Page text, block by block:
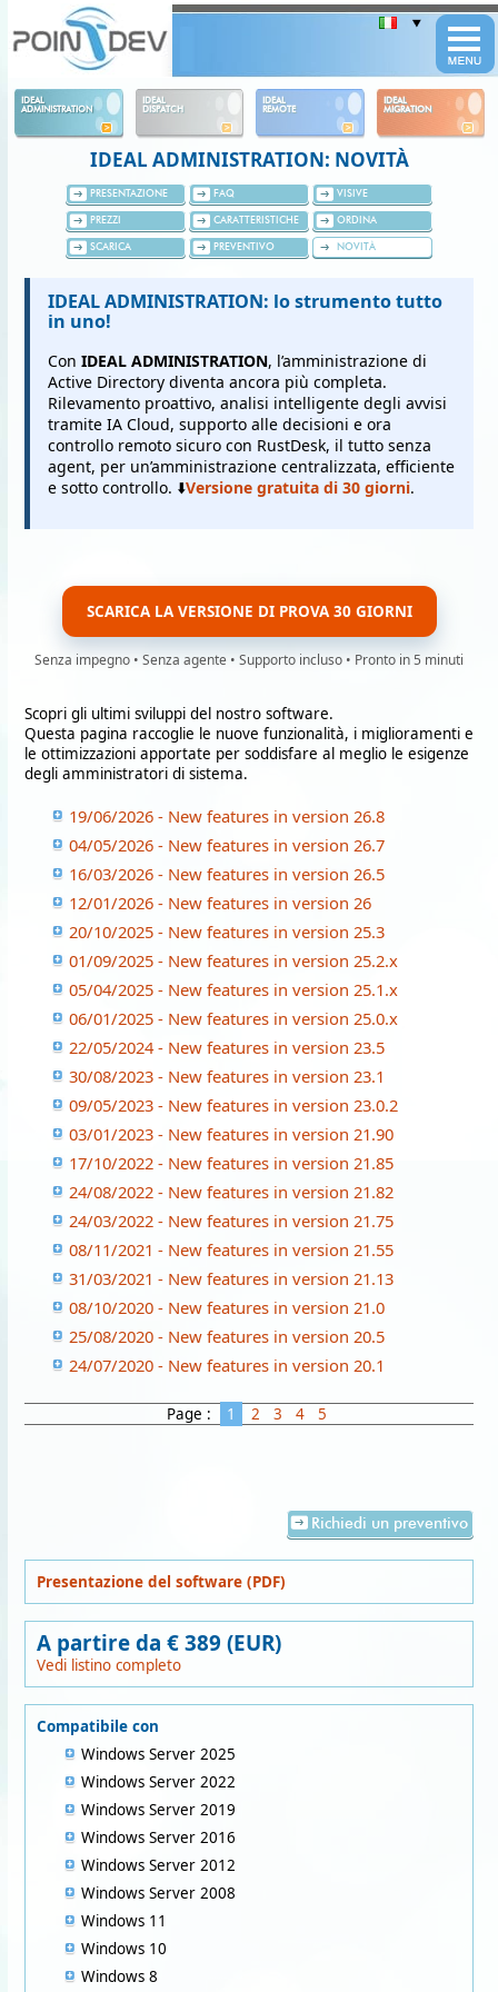
IDEAL
ADMINISTRATION
IDEAL
DISPATCH
IDEAL
REMOTE
IDEAL
MIGRATION
IDEAL ADMINISTRATION: NOVITÀ
PRESENTAZIONE FAQ VISIVE
PREZZI CARATTERISTICHE ORDINA
SCARICA PREVENTIVO NOVITÀ
IDEAL ADMINISTRATION: lo strumento tutto
in uno!
Con IDEAL ADMINISTRATION, l’amministrazione di
Active Directory diventa ancora più completa.
Rilevamento proattivo, analisi intelligente degli avvisi
tramite IA Cloud, supporto alle decisioni e ora
controllo remoto sicuro con RustDesk, il tutto senza
agent, per un’amministrazione centralizzata, efficiente
e sotto controllo. ⬇️Versione gratuita di 30 giorni.
SCARICA LA VERSIONE DI PROVA 30 GIORNI
Senza impegno • Senza agente • Supporto incluso • Pronto in 5 minuti
Scopri gli ultimi sviluppi del nostro software.
Questa pagina raccoglie le nuove funzionalità, i miglioramenti e
le ottimizzazioni apportate per soddisfare al meglio le esigenze
degli amministratori di sistema.
19/06/2026 - New features in version 26.8
04/05/2026 - New features in version 26.7
16/03/2026 - New features in version 26.5
12/01/2026 - New features in version 26
20/10/2025 - New features in version 25.3
01/09/2025 - New features in version 25.2.x
05/04/2025 - New features in version 25.1.x
06/01/2025 - New features in version 25.0.x
22/05/2024 - New features in version 23.5
30/08/2023 - New features in version 23.1
09/05/2023 - New features in version 23.0.2
03/01/2023 - New features in version 21.90
17/10/2022 - New features in version 21.85
24/08/2022 - New features in version 21.82
24/03/2022 - New features in version 21.75
08/11/2021 - New features in version 21.55
31/03/2021 - New features in version 21.13
08/10/2020 - New features in version 21.0
25/08/2020 - New features in version 20.5
24/07/2020 - New features in version 20.1
Page : 1 2 3 4 5
Richiedi un preventivo
Presentazione del software (PDF)
A partire da € 389 (EUR)
Vedi listino completo
Compatibile con
Windows Server 2025
Windows Server 2022
Windows Server 2019
Windows Server 2016
Windows Server 2012
Windows Server 2008
Windows 11
Windows 10
Windows 8
Panneau de gestion des cookies